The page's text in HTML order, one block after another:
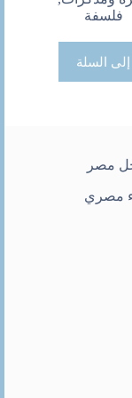
هو:
هو:
فلسفة
السلة
مصر
مصري